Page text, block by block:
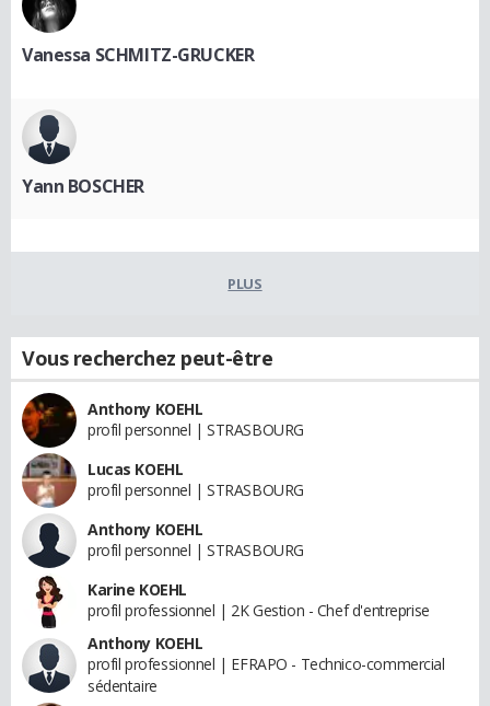
Vanessa SCHMITZ-GRUCKER
Yann BOSCHER
PLUS
Vous recherchez peut-être
Anthony KOEHL
profil personnel | STRASBOURG
Lucas KOEHL
profil personnel | STRASBOURG
Anthony KOEHL
profil personnel | STRASBOURG
Karine KOEHL
profil professionnel | 2K Gestion - Chef d'entreprise
Anthony KOEHL
profil professionnel | EFRAPO - Technico-commercial
sédentaire